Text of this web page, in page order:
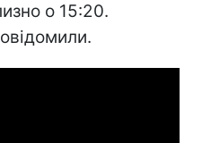
о 15:20.